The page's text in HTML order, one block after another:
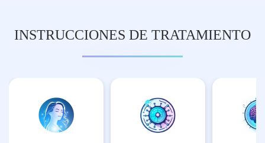
INSTRUCCIONES DE TRATAMIENTO